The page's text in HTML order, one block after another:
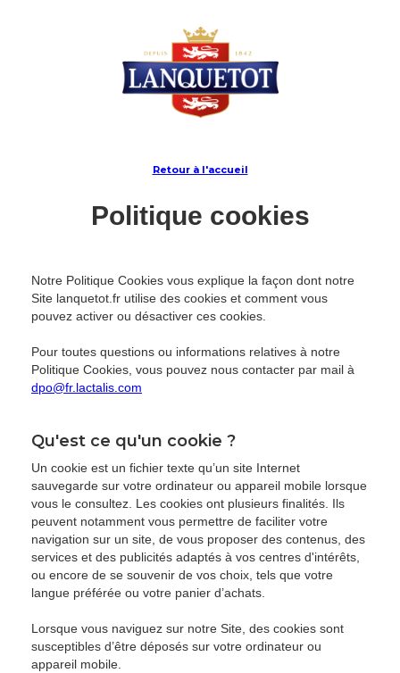
Retour à l'accueil
Politique cookies
Notre Politique Cookies vous explique la façon dont notre
Site lanquetot.fr utilise des cookies et comment vous
pouvez activer ou désactiver ces cookies.
Pour toutes questions ou informations relatives à notre
Politique Cookies, vous pouvez nous contacter par mail à
dpo@fr.lactalis.com
Qu'est ce qu'un cookie ?
Un cookie est un fichier texte qu’un site Internet
sauvegarde sur votre ordinateur ou appareil mobile lorsque
vous le consultez. Les cookies ont plusieurs finalités. Ils
peuvent notamment vous permettre de faciliter votre
navigation sur un site, de vous proposer des contenus, des
services et des publicités adaptés à vos centres d'intérêts,
ou encore de se souvenir de vos choix, tels que votre
langue préférée ou votre panier d’achats.
Lorsque vous naviguez sur notre Site, des cookies sont
susceptibles d’être déposés sur votre ordinateur ou
appareil mobile.